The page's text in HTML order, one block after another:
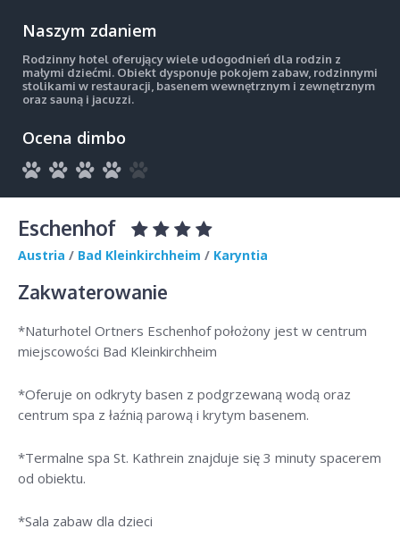
Naszym zdaniem
Rodzinny hotel oferujący wiele udogodnień dla rodzin z
małymi dziećmi. Obiekt dysponuje pokojem zabaw, rodzinnymi
stolikami w restauracji, basenem wewnętrznym i zewnętrznym
oraz sauną i jacuzzi.
Ocena dimbo
Eschenhof
Austria / Bad Kleinkirchheim / Karyntia
Zakwaterowanie
*Naturhotel Ortners Eschenhof położony jest w centrum
miejscowości Bad Kleinkirchheim
*Oferuje on odkryty basen z podgrzewaną wodą oraz
centrum spa z łaźnią parową i krytym basenem.
*Termalne spa St. Kathrein znajduje się 3 minuty spacerem
od obiektu.
*Sala zabaw dla dzieci